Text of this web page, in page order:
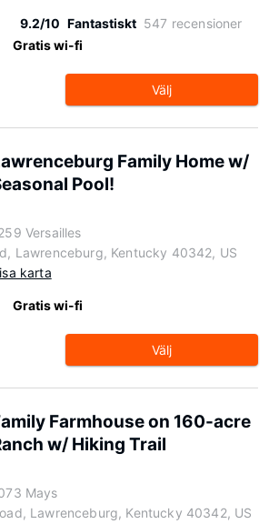
9.2/10 Fantastiskt 547 recensioner
Gratis wi-fi
Välj
Family Home w/
Pool!
Versailles
Lawrenceburg, Kentucky 40342, US
karta
Gratis wi-fi
Välj
Farmhouse on 160-acre
w/ Hiking Trail
Mays
Lawrenceburg, Kentucky 40342, US